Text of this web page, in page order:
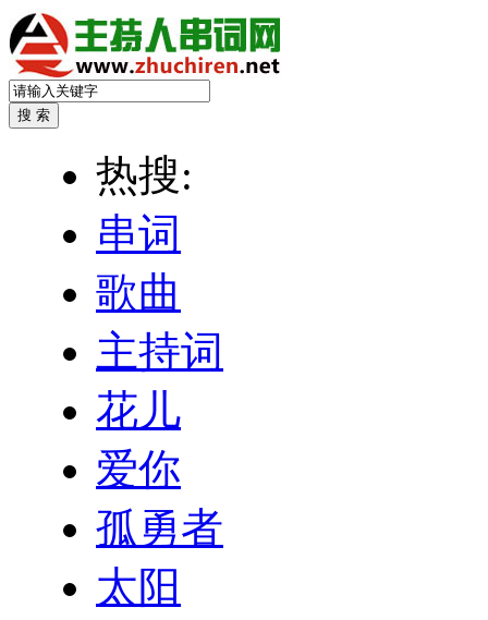
热搜:
串词
歌曲
主持词
花儿
爱你
孤勇者
太阳